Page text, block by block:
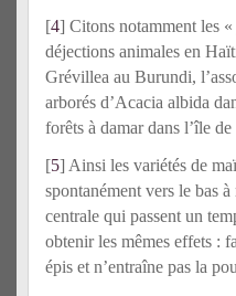
[4] Citons notamment les
déjections animales en
Grévillea au Burundi,
arborés d’Acacia albida
forêts à damar dans l’île
[5] Ainsi les variétés de
spontanément vers le bas
centrale qui passent un
obtenir les mêmes effets :
épis et n’entraîne pas la